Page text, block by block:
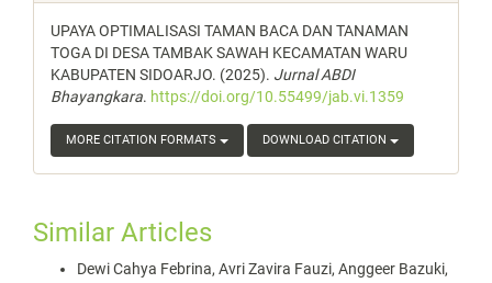
UPAYA OPTIMALISASI TAMAN BACA DAN TANAMAN
TOGA DI DESA TAMBAK SAWAH KECAMATAN WARU
KABUPATEN SIDOARJO. (2025). Jurnal ABDI
Bhayangkara. https://doi.org/10.55499/jab.vi.1359
MORE CITATION FORMATS DOWNLOAD CITATION
Similar Articles
Dewi Cahya Febrina, Avri Zavira Fauzi, Anggeer Bazuki,